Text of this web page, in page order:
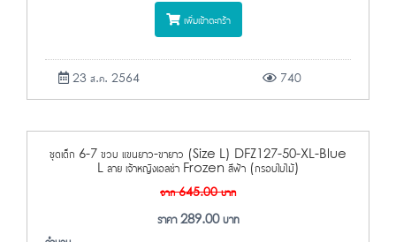
เพิ่มเข้าตะกร้า
23 ส.ค. 2564 740
ชุดเด็ก 6-7 ขวบ แขนยาว-ขายาว (Size L) DFZ127-50-XL-Blue
L ลาย เจ้าหญิงเอลซ่า Frozen สีฟ้า (กรอบใบไม้)
จาก645.00บาท
ราคา289.00บาท